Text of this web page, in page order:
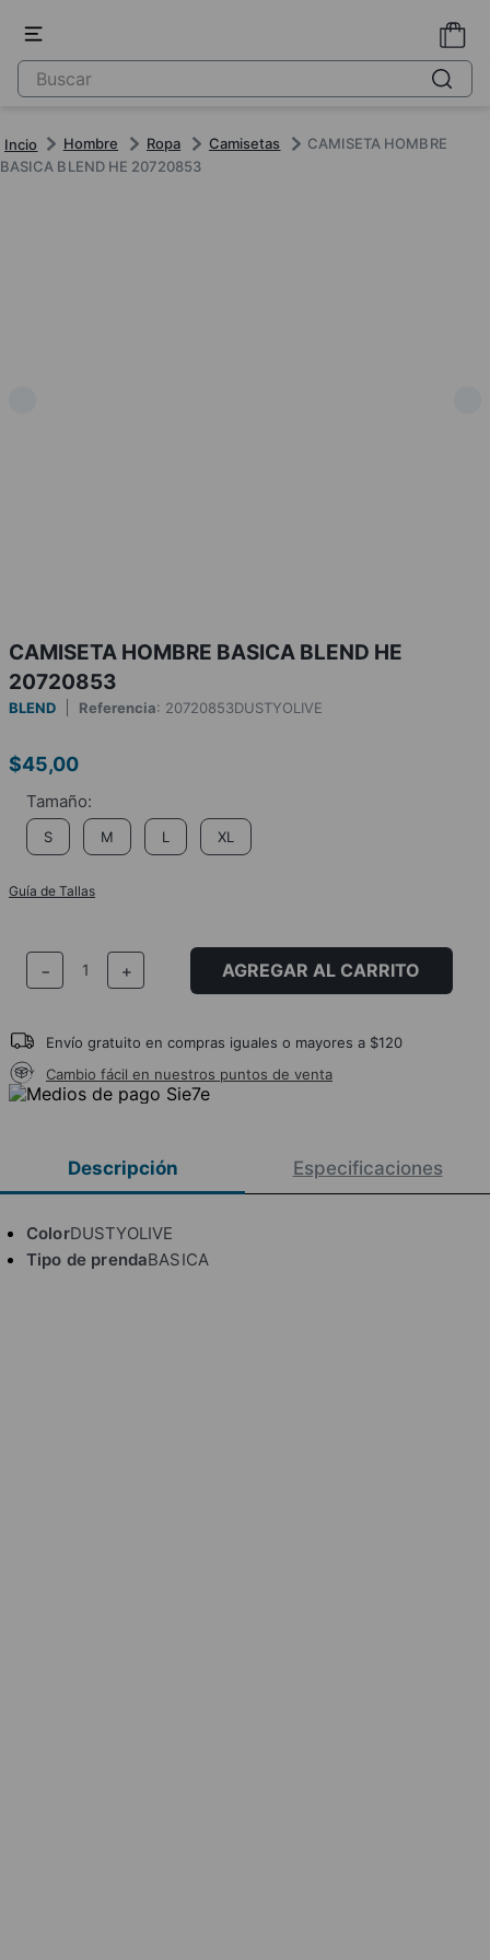
Hombre Ropa Camisetas
CAMISETA HOMBRE
BASICA BLEND HE 20720853
CAMISETA HOMBRE BASICA BLEND HE
20720853
BLEND Referencia: 20720853DUSTYOLIVE
$45,00
S M L XL
Guía de Tallas
＋
－ AGREGAR AL CARRITO
Envío gratuito en compras iguales o mayores a $120
Cambio fácil en nuestros puntos de venta
Descripción Especificaciones
ColorDUSTYOLIVE
Tipo de prendaBASICA